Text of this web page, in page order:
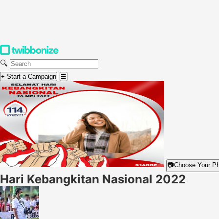
🔍
+ Start a Campaign ☰
📷Choose Your
Hari Kebangkitan Nasional 2022